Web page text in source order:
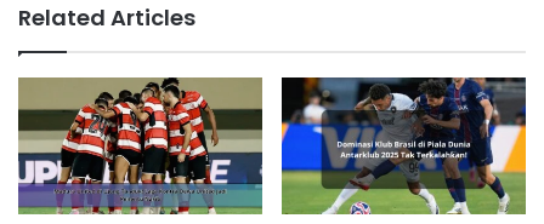
Related Articles